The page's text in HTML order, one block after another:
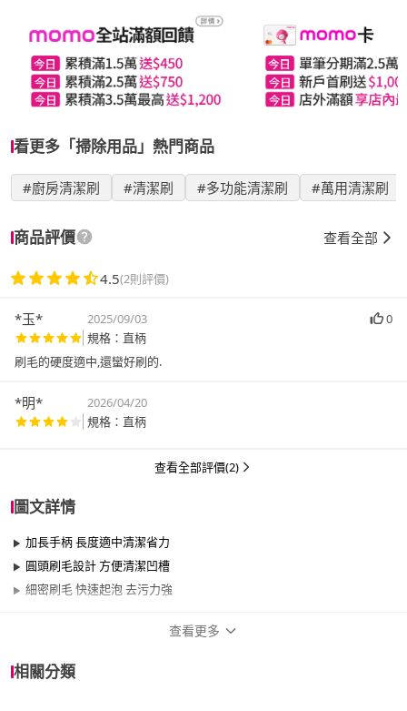
看更多「掃除用品」熱門商品
#廚房清潔刷 #清潔刷 #多功能清潔刷 #萬用清潔刷
商品評價 查看全部
4.5(2則評價)
*玉* 2025/09/03
0
規格：直柄
刷毛的硬度適中,還蠻好刷的.
*明*
2026/04/20
規格：直柄
查看全部評價(2)
圖文詳情
加長手柄 長度適中清潔省力
圓頭刷毛設計 方便清潔凹槽
細密刷毛 快速起泡 去污力強
查看更多
相關分類